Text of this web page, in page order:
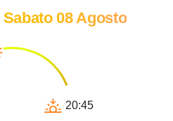
Sabato 08 Agosto
20:45